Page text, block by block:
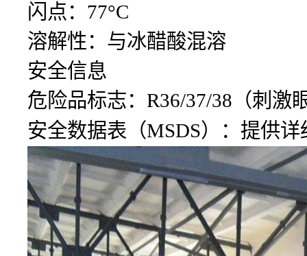
闪点：77°C
溶解性：与冰醋酸混溶
安全信息
危险品标志：R36/37/38（刺激
安全数据表（MSDS）：提供